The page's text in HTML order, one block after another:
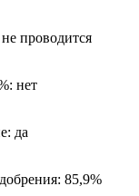
проводится
нет
да
85,9%